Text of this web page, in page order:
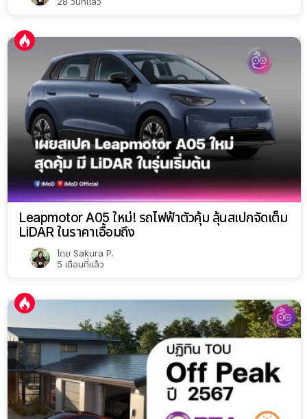
Leapmotor A05 ใหม่! รถไฟฟ้าตัวคุ้ม ลุ้นสเปกจัดเต็ม
LiDAR ในราคาเอื้อมถึง
โดย Sakura P.
5 เดือนที่แล้ว